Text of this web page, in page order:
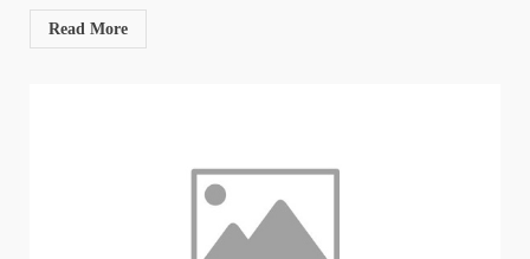
Read More